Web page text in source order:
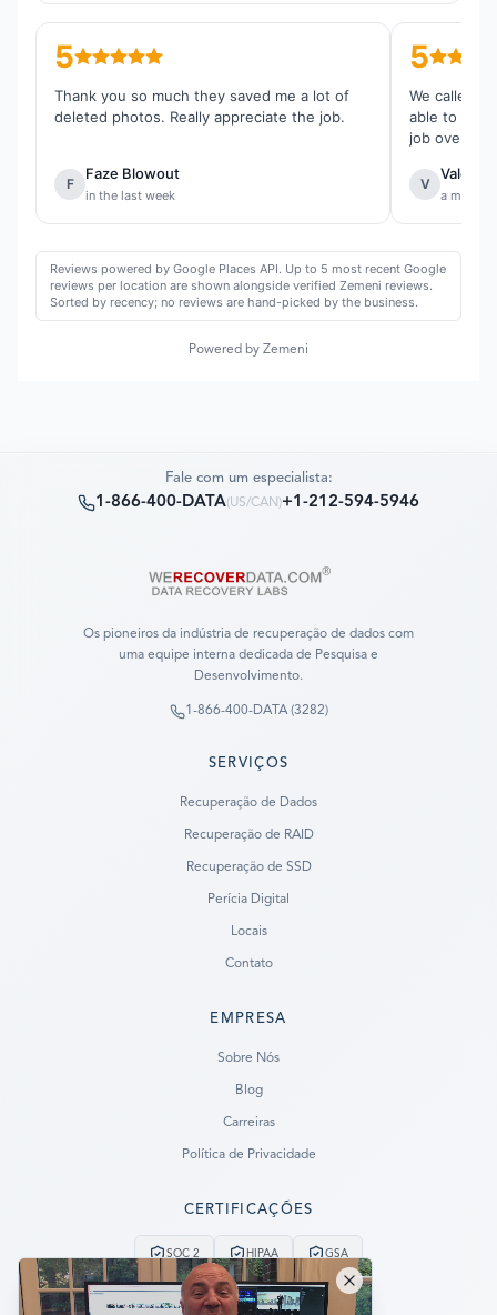
5
Thank you so much they saved me a lot of
deleted photos. Really appreciate the job.
F
Faze Blowout
in the last week
5
We called
able to
job overall.
V
a month
Reviews powered by Google Places API. Up to 5 most recent Google
reviews per location are shown alongside verified Zemeni reviews.
Sorted by recency; no reviews are hand-picked by the business.
Powered by Zemeni
Fale com um especialista:
1-866-400-DATA(US/CAN )+1-212-594-5946
Os pioneiros da indústria de recuperação de dados com
uma equipe interna dedicada de Pesquisa e
Desenvolvimento.
1-866-400-DATA (3282)
SERVIÇOS
Recuperação de Dados
Recuperação de RAID
Recuperação de SSD
Perícia Digital
Locais
Contato
EMPRESA
Sobre Nós
Blog
Carreiras
Política de Privacidade
CERTIFICAÇÕES
SOC 2 HIPAA GSA
Serviço de Emergência 24/7
Sem Dados, Sem Cobrança
LET US CALL YOU NOW!
REQUEST AN ESTIMATE